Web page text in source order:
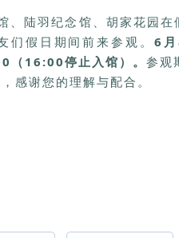
、陆羽纪念馆、胡家花园
们假日期间前来参观。6
（16:00停止入馆）。参观
感谢您的理解与配合。